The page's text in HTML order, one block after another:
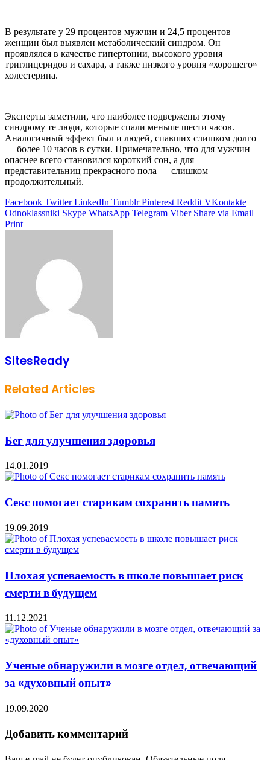
В результате у 29 процентов мужчин и 24,5 процентов
женщин был выявлен метаболический синдром. Он
проявлялся в качестве гипертонии, высокого уровня
триглицеридов и сахара, а также низкого уровня «хорошего»
холестерина.
Эксперты заметили, что наиболее подвержены этому
синдрому те люди, которые спали меньше шести часов.
Аналогичный эффект был и людей, спавших слишком долго
— более 10 часов в сутки. Примечательно, что для мужчин
опаснее всего становился короткий сон, а для
представительниц прекрасного пола — слишком
продолжительный.
Facebook Twitter LinkedIn Tumblr Pinterest Reddit VKontakte
Odnoklassniki Skype WhatsApp Telegram Viber Share via Email
Print
SitesReady
Related Articles
Бег для улучшения здоровья
14.01.2019
Секс помогает старикам сохранить память
19.09.2019
Плохая успеваемость в школе повышает риск
смерти в будущем
11.12.2021
Ученые обнаружили в мозге отдел, отвечающий
за «духовный опыт»
19.09.2020
Добавить комментарий